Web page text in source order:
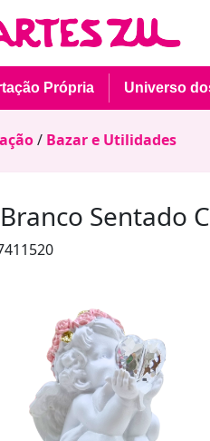
Própria Universo
/ Bazar e Utilidades
Sentado